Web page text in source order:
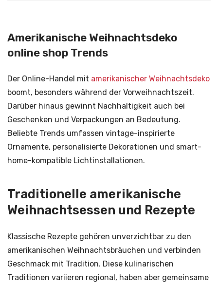
Amerikanische Weihnachtsdeko
online shop Trends
Der Online-Handel mit amerikanischer Weihnachtsdeko
boomt, besonders während der Vorweihnachtszeit.
Darüber hinaus gewinnt Nachhaltigkeit auch bei
Geschenken und Verpackungen an Bedeutung.
Beliebte Trends umfassen vintage-inspirierte
Ornamente, personalisierte Dekorationen und smart-
home-kompatible Lichtinstallationen.
Traditionelle amerikanische
Weihnachtsessen und Rezepte
Klassische Rezepte gehören unverzichtbar zu den
amerikanischen Weihnachtsbräuchen und verbinden
Geschmack mit Tradition. Diese kulinarischen
Traditionen variieren regional, haben aber gemeinsame